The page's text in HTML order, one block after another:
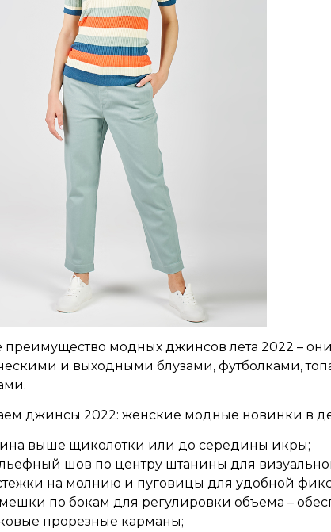
преимущество модных джинсов лета 2022 –
и выходными блузами, футболками,
джинсы 2022: женские модные новинки в
выше щиколотки или до середины икры;
шов по центру штанины для
на молнию и пуговицы для удобной
по бокам для регулировки объема –
прорезные карманы;